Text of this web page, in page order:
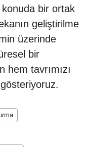
konuda bir ortak
geliştirilme
üzerinde
bir
hem tavrımızı